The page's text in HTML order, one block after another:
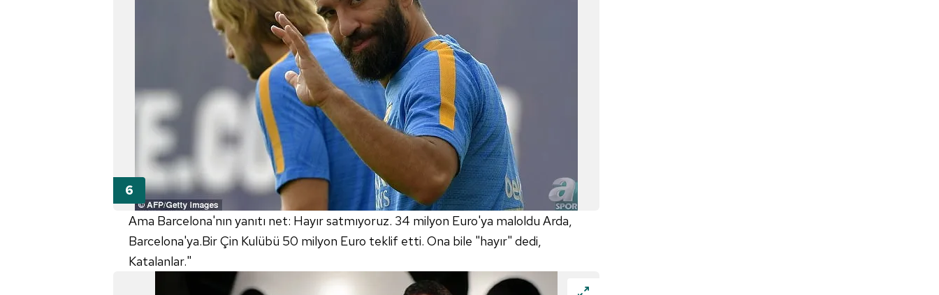
Ama Barcelona'nın yanıtı net: Hayır satmıyoruz. 34 milyon Euro'ya maloldu Arda,
Barcelona'ya.Bir Çin Kulübü 50 milyon Euro teklif etti. Ona bile "hayır" dedi,
Katalanlar."